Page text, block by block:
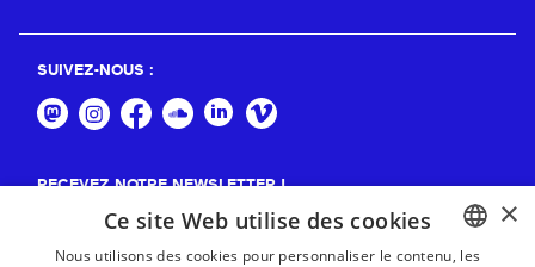
SUIVEZ-NOUS :
RECEVEZ NOTRE NEWSLETTER !
×
Ce site Web utilise des cookies
Nous utilisons des cookies pour personnaliser le contenu, les